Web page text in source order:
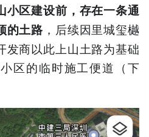
小区建设前，存在一条通
的土路 ，后续因里城玺樾
发商以此上山土路为基础
区的临时施工便道（下